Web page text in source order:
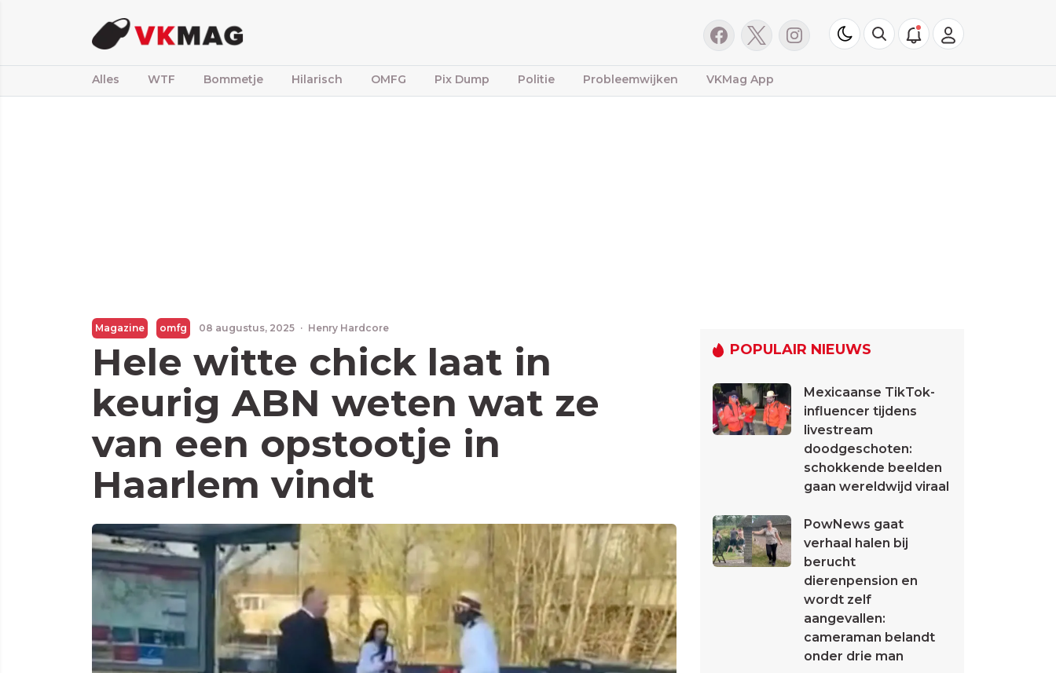
Alles WTF Bommetje Hilarisch OMFG Pix Dump Politie Probleemwijken VKMag App
Magazine omfg 08 augustus, 2025 · Henry Hardcore
Hele witte chick laat in
keurig ABN weten wat ze
van een opstootje in
Haarlem vindt
POPULAIR NIEUWS
Mexicaanse TikTok-
influencer tijdens
livestream
doodgeschoten:
schokkende beelden
gaan wereldwijd viraal
PowNews gaat
verhaal halen bij
berucht
dierenpension en
wordt zelf
aangevallen:
cameraman belandt
onder drie man